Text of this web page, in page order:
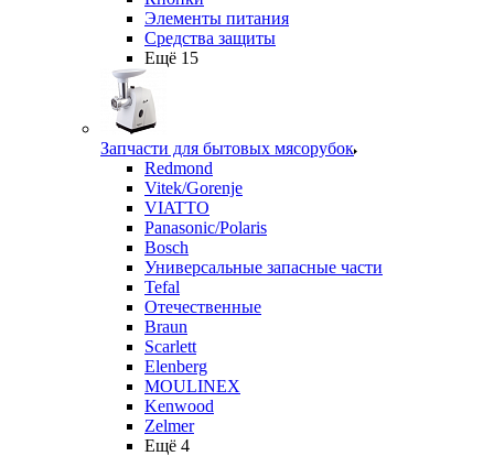
Элементы питания
Средства защиты
Ещё 15
Запчасти для бытовых мясорубок
Redmond
Vitek/Gorenje
VIATTO
Panasonic/Polaris
Bosch
Универсальные запасные части
Tefal
Отечественные
Braun
Scarlett
Elenberg
MOULINEX
Kenwood
Zelmer
Ещё 4